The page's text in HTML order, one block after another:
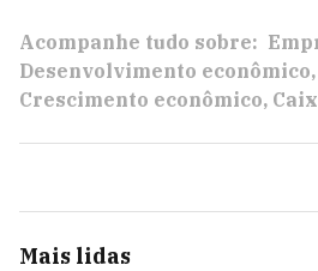
Acompanhe tudo sobre:
Desenvolvimento econômico
Crescimento econômico
Mais lidas